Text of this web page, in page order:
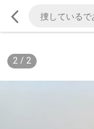
2/ 2